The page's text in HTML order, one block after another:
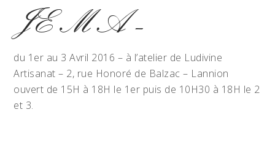
JEMA –
du 1er au 3 Avril 2016 – à l’atelier de Ludivine
Artisanat – 2, rue Honoré de Balzac – Lannion
ouvert de 15H à 18H le 1er puis de 10H30 à 18H le 2
et 3.